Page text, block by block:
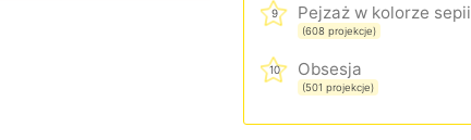
9 Pejzaż w kolorze sepii
(608 projekcje)
10 Obsesja
(501 projekcje)